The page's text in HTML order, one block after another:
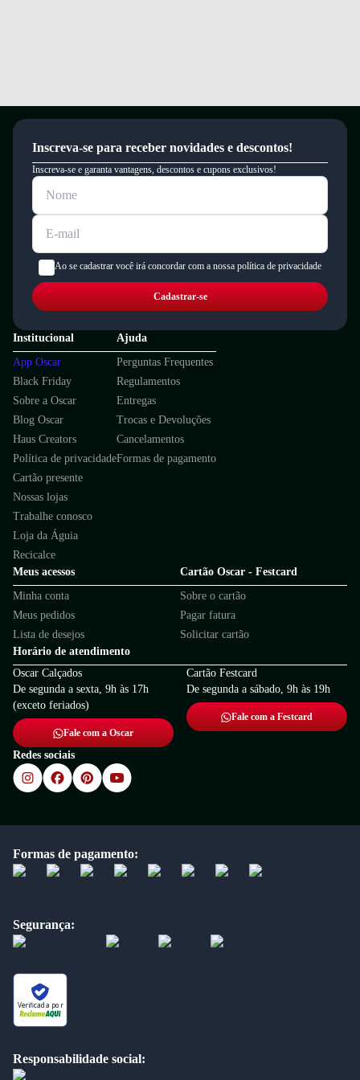
Inscreva-se para receber novidades e descontos!
Inscreva-se e garanta vantagens, descontos e cupons exclusivos!
Ao se cadastrar você irá concordar com a nossa política de privacidade
Cadastrar-se
Institucional
App Oscar
Black Friday
Sobre a Oscar
Blog Oscar
Haus Creators
Política de privacidade
Cartão presente
Nossas lojas
Trabalhe conosco
Loja da Águia
Recicalce
Ajuda
Perguntas Frequentes
Regulamentos
Entregas
Trocas e Devoluções
Cancelamentos
Formas de pagamento
Meus acessos
Minha conta
Meus pedidos
Lista de desejos
Cartão Oscar - Festcard
Sobre o cartão
Pagar fatura
Solicitar cartão
Horário de atendimento
Oscar Calçados
De segunda a sexta, 9h às 17h
(exceto feriados)
Fale com a Oscar
Cartão Festcard
De segunda a sábado, 9h às 19h
Fale com a Festcard
Redes sociais
Formas de pagamento:
Segurança:
Verificada por
Responsabilidade social: